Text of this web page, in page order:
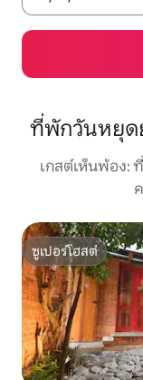
ที่พักวันหยุด
เกสต์เห็นพ้อง:
ซูเปอร์โฮสต์
ซูเปอร์โฮสต์